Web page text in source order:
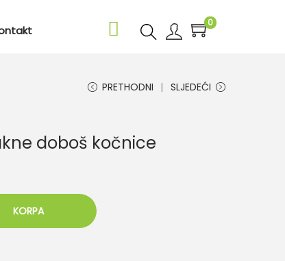
0
PRETHODNI SLJEDEĆI
doboš kočnice
KORPA